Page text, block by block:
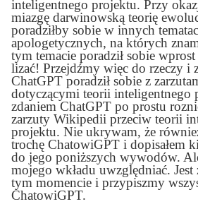
inteligentnego projektu. Przy
miazgę darwinowską teorię
poradziłby sobie w innych
apologetycznych, na których
tym temacie poradził sobie
lizać! Przejdźmy więc do rzeczy i
ChatGPT poradził sobie z
dotyczącymi teorii inteligentnego
zdaniem ChatGPT po prostu
zarzuty Wikipedii przeciw teorii
projektu. Nie ukrywam, że
trochę ChatowiGPT i dopisałem
do jego poniższych wywodów.
mojego wkładu uwzględniać.
tym momencie i przypiszmy
ChatowiGPT.